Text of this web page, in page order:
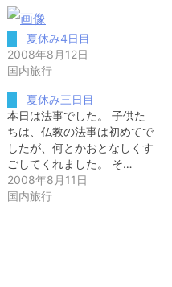
夏休み4日目
2008年8月12日
国内旅行
夏休み三日目
本日は法事でした。 子供た
ちは、仏教の法事は初めてで
したが、何とかおとなしくす
ごしてくれました。 そ…
2008年8月11日
国内旅行